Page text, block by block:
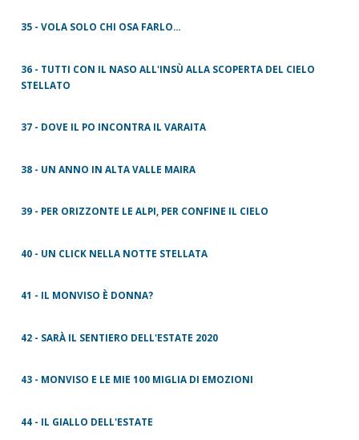
35 - VOLA SOLO CHI OSA FARLO...
36 - TUTTI CON IL NASO ALL'INSÙ ALLA SCOPERTA DEL CIELO
STELLATO
37 - DOVE IL PO INCONTRA IL VARAITA
38 - UN ANNO IN ALTA VALLE MAIRA
39 - PER ORIZZONTE LE ALPI, PER CONFINE IL CIELO
40 - UN CLICK NELLA NOTTE STELLATA
41 - IL MONVISO È DONNA?
42 - SARÀ IL SENTIERO DELL'ESTATE 2020
43 - MONVISO E LE MIE 100 MIGLIA DI EMOZIONI
44 - IL GIALLO DELL'ESTATE